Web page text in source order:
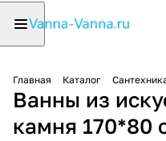
Главная Каталог
Ванны из
камня 170*80